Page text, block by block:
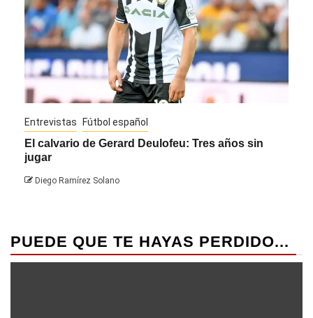
Entrevistas Fútbol español
El calvario de Gerard Deulofeu: Tres años sin
jugar
Diego Ramírez Solano
PUEDE QUE TE HAYAS PERDIDO...